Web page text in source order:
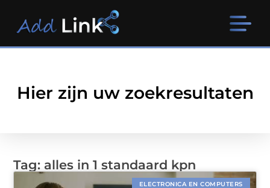
Hier zijn uw zoekresultaten
Tag: alles in 1 standaard kpn
ELECTRONICA EN COMPUTERS